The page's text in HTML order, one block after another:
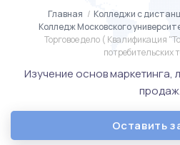
Главная / Колледжи с
Колледж Московского
Торговое дело ( Квалификация
потребительских
Изучение основ маркетинга,
продаж.
Оставить